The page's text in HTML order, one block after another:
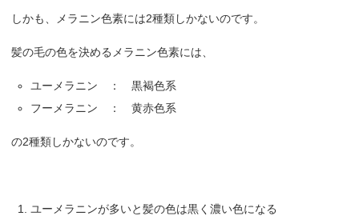
しかも、メラニン色素には2種類しかないのです。
髪の毛の色を決めるメラニン色素には、
ユーメラニン ： 黒褐色系
フーメラニン ： 黄赤色系
の2種類しかないのです。
ユーメラニンが多いと髪の色は黒く濃い色になる